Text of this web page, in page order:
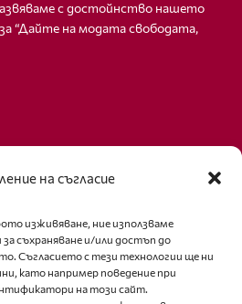
на съгласие
изживяване, ние използваме
съхраняване и/или достъп до
Съгласието с тези технологии ще ни
като например поведение при
на този сайт.
с достойнство нашето
“Дайте на модата свободата,